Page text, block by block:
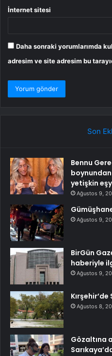
İnternet sitesi
Daha sonraki yorumlarımda
adresim ve site adresim bu
Son
Bennu
boynundan
yetişkin
Ağustos 9,
Ağustos 9,
BirGün
haberiyle
Ağustos 9,
Ağustos 8,
Gözaltına